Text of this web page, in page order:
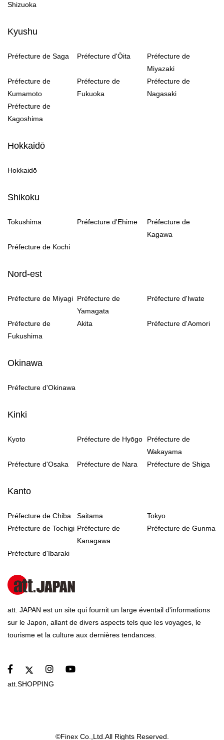
Shizuoka
Kyushu
Préfecture de Saga Préfecture d'Ōita
Préfecture de
Miyazaki
Préfecture de
Kumamoto
Préfecture de
Fukuoka
Préfecture de
Nagasaki
Préfecture de
Kagoshima
Hokkaidō
Hokkaidō
Shikoku
Tokushima Préfecture d'Ehime
Préfecture de
Kagawa
Préfecture de Kochi
Nord-est
Préfecture de Miyagi Préfecture de
Yamagata
Préfecture d'Iwate
Préfecture de
Fukushima
Akita Préfecture d'Aomori
Okinawa
Préfecture d'Okinawa
Kinki
Kyoto Préfecture de Hyōgo
Préfecture de
Wakayama
Préfecture d'Osaka
Préfecture de Nara Préfecture de Shiga
Kanto
Préfecture de Chiba Saitama
Tokyo
Préfecture de Tochigi Préfecture de
Kanagawa
Préfecture de Gunma
Préfecture d'Ibaraki
att. JAPAN est un site qui fournit un large éventail d'informations
sur le Japon, allant de divers aspects tels que les voyages, le
tourisme et la culture aux dernières tendances.
att.SHOPPING
©Finex Co.,Ltd.All Rights Reserved.